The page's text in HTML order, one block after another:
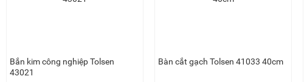
Bắn kim công nghiệp Tolsen
43021
Bàn cắt gạch Tolsen 41033 40cm